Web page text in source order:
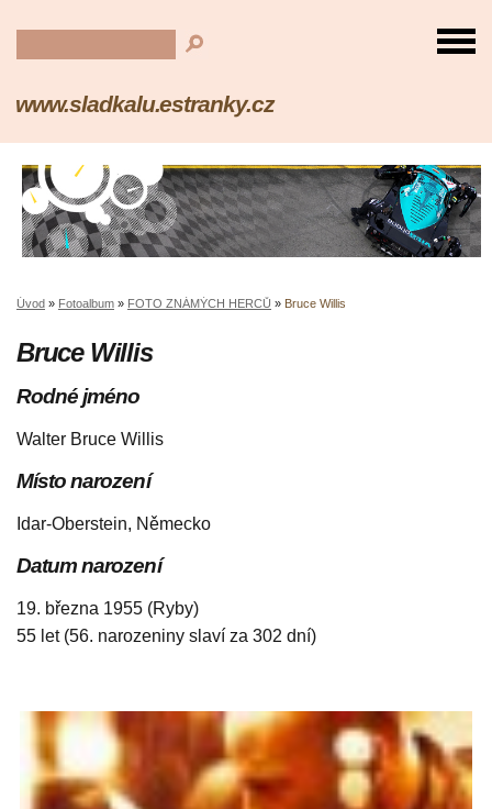
www.sladkalu.estranky.cz
Úvod » Fotoalbum » FOTO ZNÁMÝCH HERCŮ » Bruce Willis
Bruce Willis
Rodné jméno
Walter Bruce Willis
Místo narození
Idar-Oberstein, Německo
Datum narození
19. března 1955 (Ryby)
55 let (56. narozeniny slaví za 302 dní)